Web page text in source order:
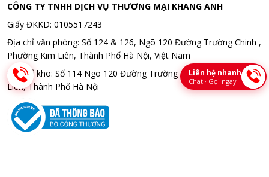
CÔNG TY TNHH DỊCH VỤ THƯƠNG MẠI KHANG ANH
Giấy ĐKKD: 0105517243
Địa chỉ văn phòng: Số 124 & 126, Ngõ 120 Đường Trường Chinh ,
Phường Kim Liên, Thành Phố Hà Nội, Việt Nam
Địa chỉ kho: Số 114 Ngõ 120 Đường Trường Chinh , Phường Kim
Liên, Thành Phố Hà Nội
Liên hệ nhanh
Chat · Gọi ngay